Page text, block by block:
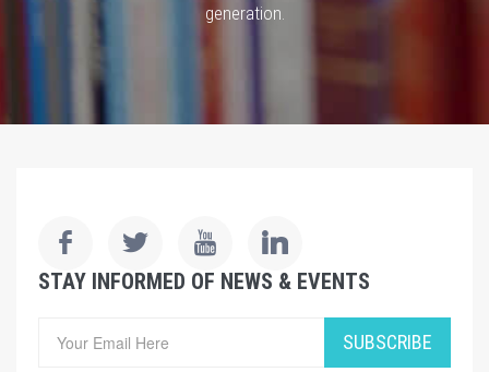
generation.
STAY INFORMED OF NEWS & EVENTS
SUBSCRIBE